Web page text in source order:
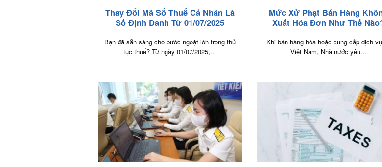
Thay Đổi Mã Số Thuế Cá Nhân Là
Số Định Danh Từ 01/07/2025
Bạn đã sẵn sàng cho bước ngoặt lớn trong thủ
tục thuế? Từ ngày 01/07/2025,...
Mức Xử Phạt Bán Hàng
Xuất Hóa Đơn Như Thế
Khi bán hàng hóa hoặc cung cấp dịch
Việt Nam, Nhà nước yêu...